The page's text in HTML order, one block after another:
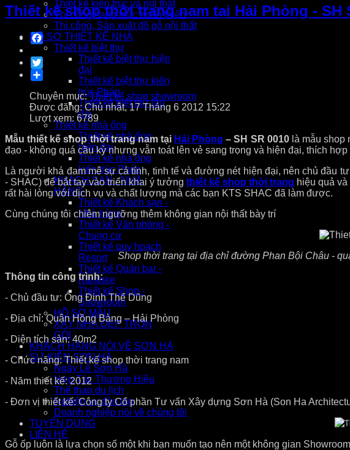
Thiết kế kiến trúc và nội thất
Thi công hạng mục hoàn thiện
Thi công, Sản xuất đồ gỗ nội thất
HỒ SƠ THIẾT KẾ NHÀ
Thiết kế biệt thự
Thiết kế biệt thự hiện
đại
Thiết kế biệt thự kiến
trúc Pháp
Thiết kế biệt thự lâu
đài
Thiết kế nhà ống
Thiết kế nhà ống
hiện đại
Thiết kế nhà ống
kiến trúc Pháp
KHÁCH SẠN - NHÀ
HÀNG
Thiết kế Khách sạn -
Nhà hàng
Thiết kế Văn phòng -
Chung cư
Thiết kế quy hoạch
Resort
Thiết kế Quán bar -
Karaoke
Thiết kế Shop -
Showroom
HỒ SƠ MẪU
XÂY NHÀ ĐẸP TRỌN
GÓI
KHÁCH HÀNG NÓI VỀ SƠN HÀ
SỰ KIỆN SƠN HÀ
Ngày Lễ Sơn Hà
Hợp Tác Thương Hiệu
Thể thao du lịch
Nghiệp vụ đào tạo
Doanh nghiệp nói về chúng tôi
TUYỂN DỤNG
LIÊN HỆ
Thiết kế shop thời trang nam tại Hải Phòng - SH
Facebook
Twitter
Chuyên mục:Thiết kế shop showroom
Được đăng: Chủ nhật, 17 Tháng 6 2012 15:22
Lượt xem: 6789
Mẫu thiết kế shop thời trang nam tại Hải Phòng – SH SR 0010là mẫu shop
đạo - không quá cầu kỳ nhưng vẫn toát lên vẻ sang trọng và hiện đại, thích
Là người khá đam mê sự cá tính, tinh tế và đường nét hiện đại, nên chủ đầu
- SHAC) để bắt tay vào triển khai ý tưởng thiết kế shop thời trang hiệu quả
rất hài lòng với dịch vụ và chất lượng mà các bạn KTS SHAC đã làm được.
Cùng chúng tôi chiêm ngưỡng thêm không gian nội thất bày trí
Shop thời trang tại địa chỉ đường Phan Bội Châu -
Thông tin công trình:
- Chủ đầu tư: Ông Đinh Thế Dũng
- Địa chỉ: Quận Hồng Bàng – Hải Phòng
- Diện tích sàn: 40m2
- Chức năng: Thiết kế shop thời trang nam
- Năm thiết kế: 2012
- Đơn vị thiết kế: Công ty Cổ phần Tư vấn Xây dựng Sơn Hà (Son Ha
Gỗ ốp luôn là lựa chọn số một khi bạn muốn tạo nên một không gian